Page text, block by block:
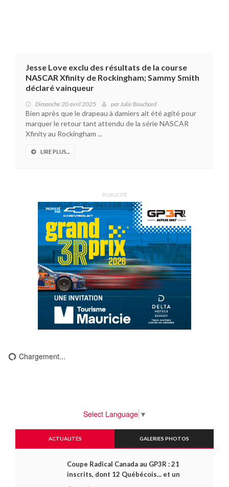
Jesse Love exclu des résultats de la course
NASCAR Xfinity de Rockingham; Sammy Smith
déclaré vainqueur
Dimanche 20 avril 2025 parJulie Bouchard
Bien après que le drapeau à damiers ait été agité pour
marquer le retour tant attendu de la série NASCAR
Xfinity au Rockingham ...
LIRE PLUS...
PUBLICITÉ
Chargement...
Select Language ▼
ACTUALITÉS GALERIES PHOTOS
Coupe Radical Canada au GP3R : 21
inscrits, dont 12 Québécois... et un